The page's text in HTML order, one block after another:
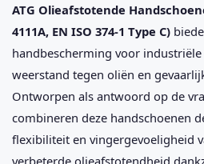
ATG Olieafstotende
4111A, EN ISO 374-1 Type C)
handbescherming voor
weerstand tegen oliën en
Ontworpen als antwoord op de
combineren deze handschoenen
flexibiliteit en vingergevoeligheid
verbeterde olieafstotendheid